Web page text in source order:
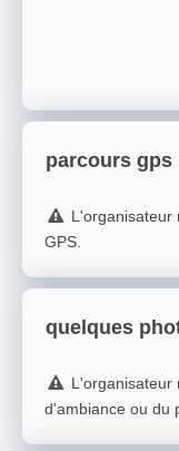
parcours gps
L'organisateur
GPS.
quelques
L'organisateur
d'ambiance ou du